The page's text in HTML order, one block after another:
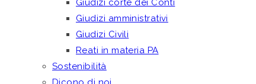
Giudizi corte dei Conti
Giudizi amministrativi
Giudizi Civili
Reati in materia PA
Sostenibilità